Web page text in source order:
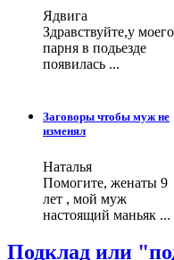
Ядвига
Здравствуйте,у моего
парня в подьезде
появилась ...
Заговоры чтобы муж не
изменял
Наталья
Помогите, женаты 9
лет , мой муж
настоящий маньяк ...
Подклад или